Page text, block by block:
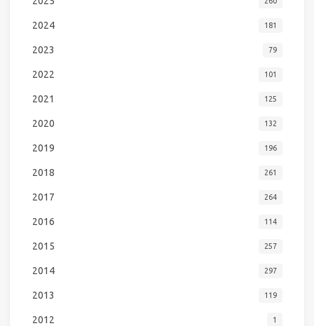
2024 181
2023 79
2022 101
2021 125
2020 132
2019 196
2018 261
2017 264
2016 114
2015 257
2014 297
2013 119
2012 1